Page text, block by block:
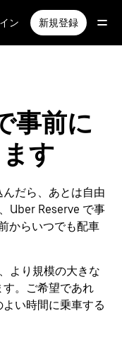
ン 新規登録
事前に
す
だら、あとは自由
Uber Reserve で事
からいつでも配車
より規模の大きな
。ご希望であれ
い時間に乗車する